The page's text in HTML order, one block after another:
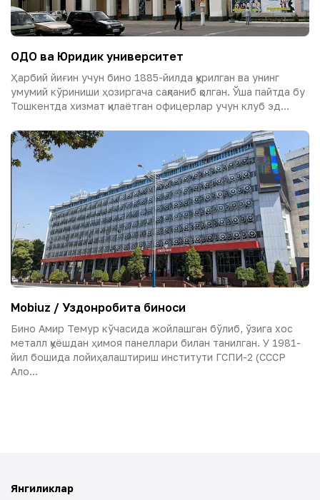
ОДО ва Юридик университет
Ҳарбий йиғин учун бино 1885-йилда қурилган ва унинг
умумий кўриниши ҳозиргача сақланиб қолган. Ўша пайтда бу
Тошкентда хизмат қилаётган офицерлар учун клуб эд...
Mobiuz / Уздонробита биноси
Бино Амир Темур кўчасида жойлашган бўлиб, ўзига хос
металл қуёшдан ҳимоя панеллари билан танилган. У 1981-
йил бошида лойиҳалаштириш институти ГСПИ-2 (СССР
Ало...
Янгиликлар